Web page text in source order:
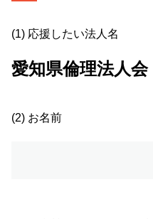
(1) 応援したい法人名
愛知県倫理法人会
(2) お名前